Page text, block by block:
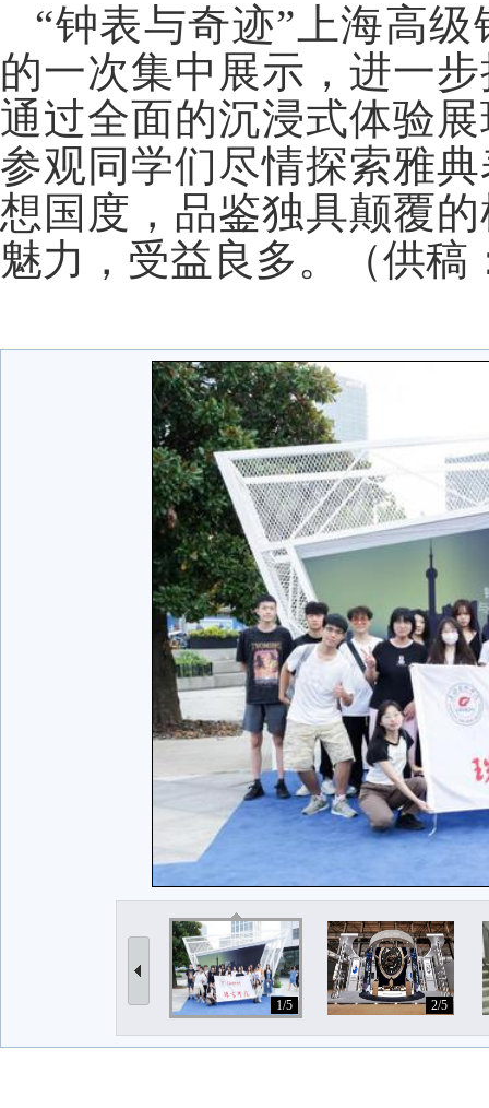
“钟表与奇迹”上海高
的一次集中展示，进一
通过全面的沉浸式体验
参观同学们尽情探索雅
想国度，品鉴独具颠覆
魅力，受益良多。（供稿
1/5 2/5